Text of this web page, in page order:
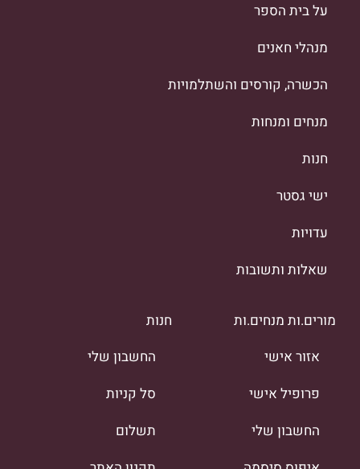
על בית הספר
מנהלי חאנים
הכשרה, קורסים והשתלמויות
מנחים ומנחות
חנות
ישי גסטר
עדויות
שאלות ותשובות
מורים.ות מנחים.ות
אזור אישי
פרופיל אישי
החשבון שלי
חנות
החשבון שלי
סל קניות
תשלום